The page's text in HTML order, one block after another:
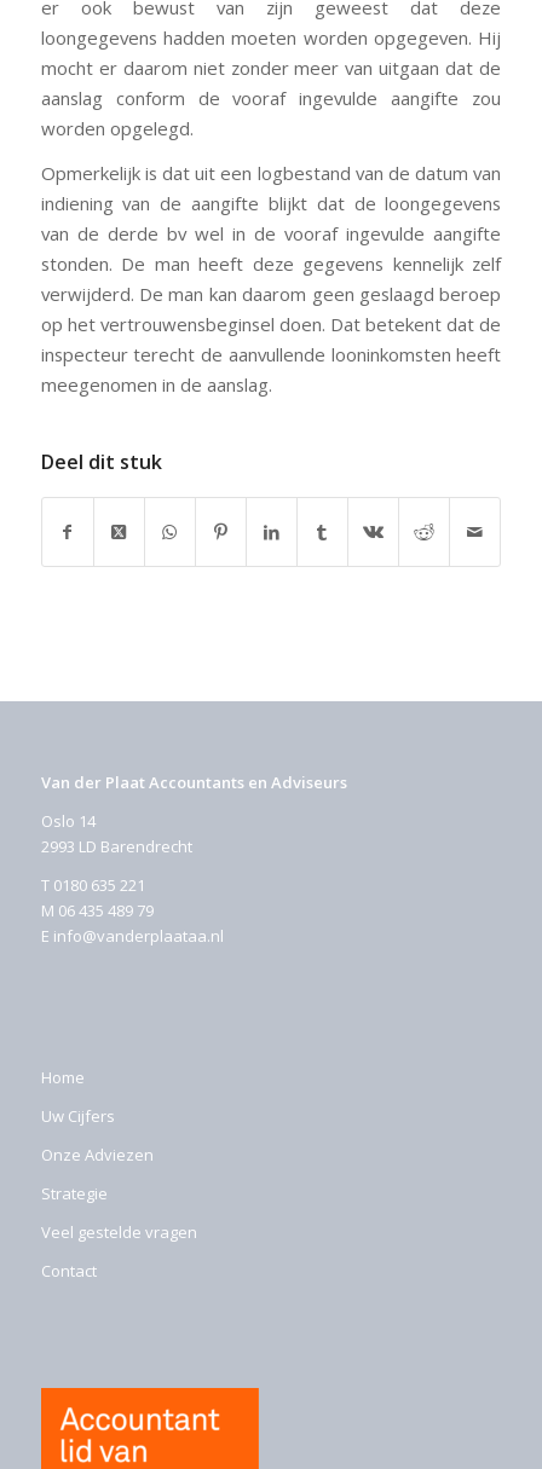
er ook bewust van zijn geweest dat deze
loongegevens hadden moeten worden opgegeven. Hij
mocht er daarom niet zonder meer van uitgaan dat de
aanslag conform de vooraf ingevulde aangifte zou
worden opgelegd.
Opmerkelijk is dat uit een logbestand van de datum van
indiening van de aangifte blijkt dat de loongegevens
van de derde bv wel in de vooraf ingevulde aangifte
stonden. De man heeft deze gegevens kennelijk zelf
verwijderd. De man kan daarom geen geslaagd beroep
op het vertrouwensbeginsel doen. Dat betekent dat de
inspecteur terecht de aanvullende looninkomsten heeft
meegenomen in de aanslag.
Deel dit stuk
Van der Plaat Accountants en Adviseurs
Oslo 14
2993 LD Barendrecht
T 0180 635 221
M 06 435 489 79
E info@vanderplaataa.nl
Home
Uw Cijfers
Onze Adviezen
Strategie
Veel gestelde vragen
Contact